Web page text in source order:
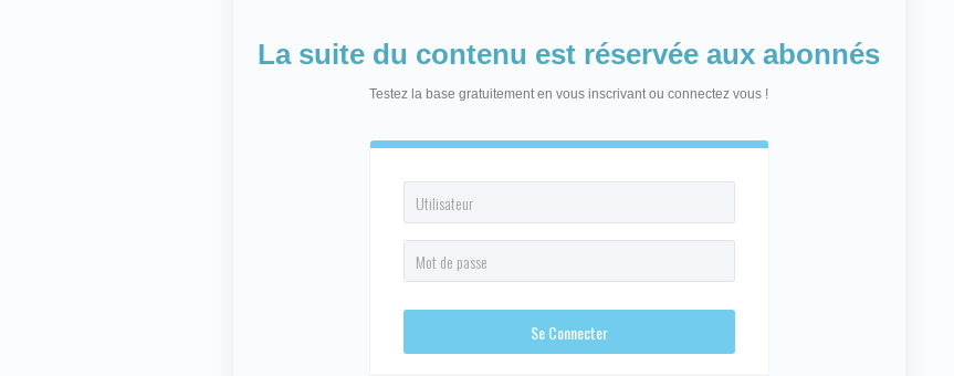
La suite du contenu est réservée aux abonnés
Testez la base gratuitement en vous inscrivant ou connectez vous !